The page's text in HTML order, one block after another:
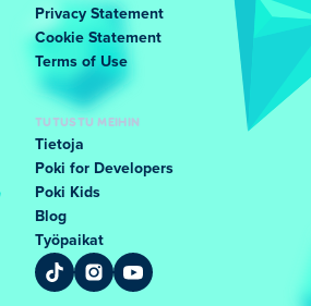
Privacy Statement
Cookie Statement
Terms of Use
TUTUSTU MEIHIN
Tietoja
Poki for Developers
Poki Kids
Blog
Työpaikat